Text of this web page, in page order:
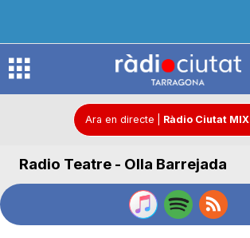
R
d
Ara en directe Ràdio Ciutat MIX
Radio Teatre - Olla Barrejada